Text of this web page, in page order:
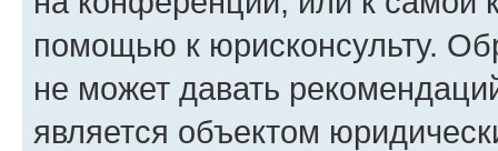
помощью к юрисконсульту.
не может давать
является объектом